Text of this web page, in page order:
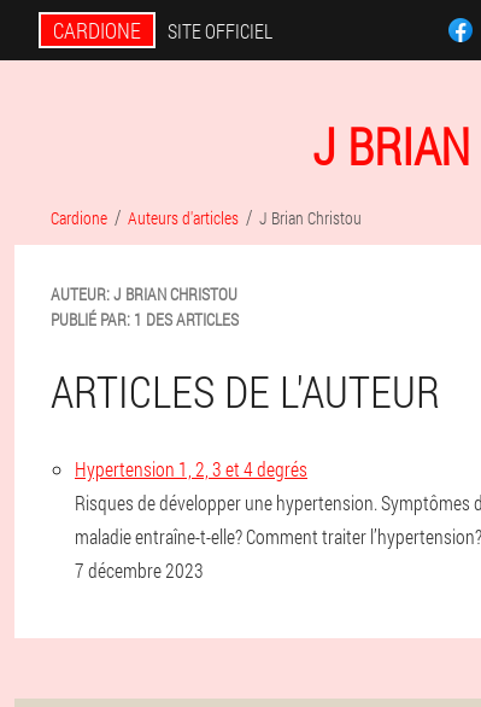
CARDIONE SITE OFFICIEL
J BRIAN
Cardione Auteurs d'articles J Brian Christou
AUTEUR:J BRIANCHRISTOU
PUBLIÉ PAR: 1 DES ARTICLES
ARTICLES DE L'AUTEUR
Hypertension 1, 2, 3 et 4 degrés
Risques de développer une hypertension.
maladie entraîne-t-elle? Comment traiter l’hypertension?
7 décembre 2023